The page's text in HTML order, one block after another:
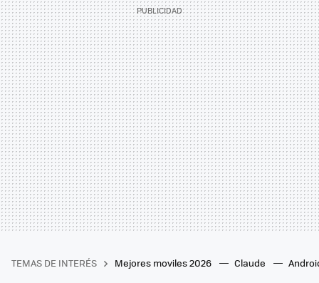
TEMAS DE INTERÉS Mejores moviles 2026 Claude